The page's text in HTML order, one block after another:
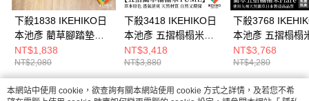
下殺1838 IKEHIKO日
本池彥 藺草腳踏墊本
格文化60x150cm/地
墊/踩腳墊/臥室踏墊
26Aug001
NT$1,838
NT$2,080
下殺3418 IKEHIKO日
本池彥 五摺榻榻米
Yume(單片裝)/藺草榻
榻米/天然藺草/榻榻米
26Aug001
NT$3,418
NT$3,880
下殺3768
本池彥 五摺榻榻
Flare(單片裝)/藺
榻米/摺疊榻榻米/
米 26Aug001
NT$3,768
NT$4,280
本網站中使用 cookie，欲查詢有關本網站使用 cookie 方式之詳情，及若您不希